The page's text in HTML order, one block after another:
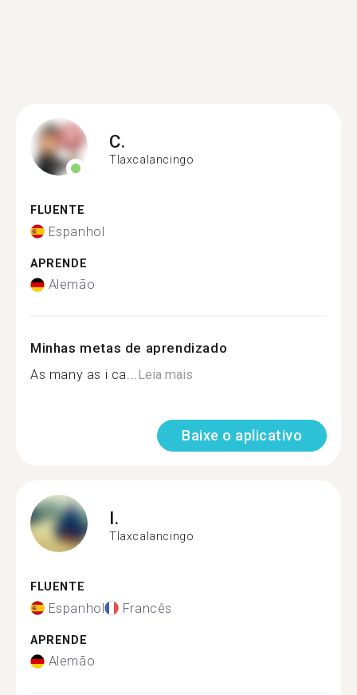
C.
Tlaxcalancingo
FLUENTE
Espanhol
APRENDE
Alemão
Minhas metas de aprendizado
As many as i ca...Leia mais
Baixe o aplicativo
I.
Tlaxcalancingo
FLUENTE
Espanhol Francês
APRENDE
Alemão